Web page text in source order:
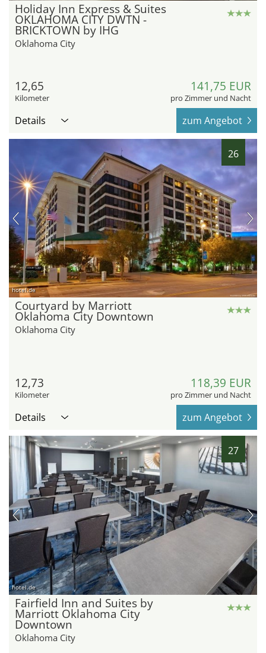
Holiday Inn Express & Suites
OKLAHOMA CITY DWTN -
BRICKTOWN by IHG
Oklahoma City
12,65
Kilometer
141,75 EUR
pro Zimmer und Nacht
Details zum Angebot
26
hotel.de
Courtyard by Marriott
Oklahoma City Downtown
Oklahoma City
12,73
Kilometer
118,39 EUR
pro Zimmer und Nacht
Details zum Angebot
27
hotel.de
Fairfield Inn and Suites by
Marriott Oklahoma City
Downtown
Oklahoma City